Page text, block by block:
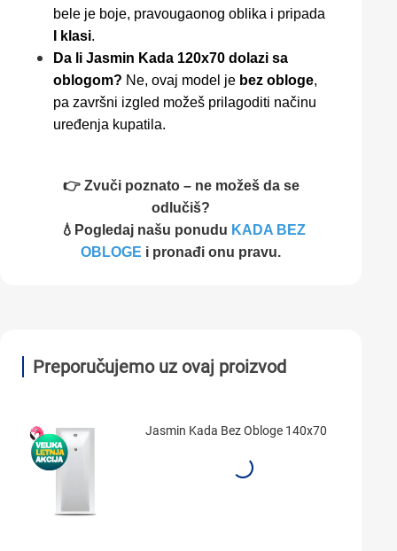
bele je boje, pravougaonog oblika i pripada
I klasi.
Da li Jasmin Kada 120x70 dolazi sa
oblogom? Ne, ovaj model je bez obloge,
pa završni izgled možeš prilagoditi načinu
uređenja kupatila.
👉 Zvuči poznato – ne možeš da se
odlučiš?
💧Pogledaj našu ponudu KADA BEZ
OBLOGE i pronađi onu pravu.
Preporučujemo uz ovaj proizvod
Jasmin Kada Bez Obloge 140x70